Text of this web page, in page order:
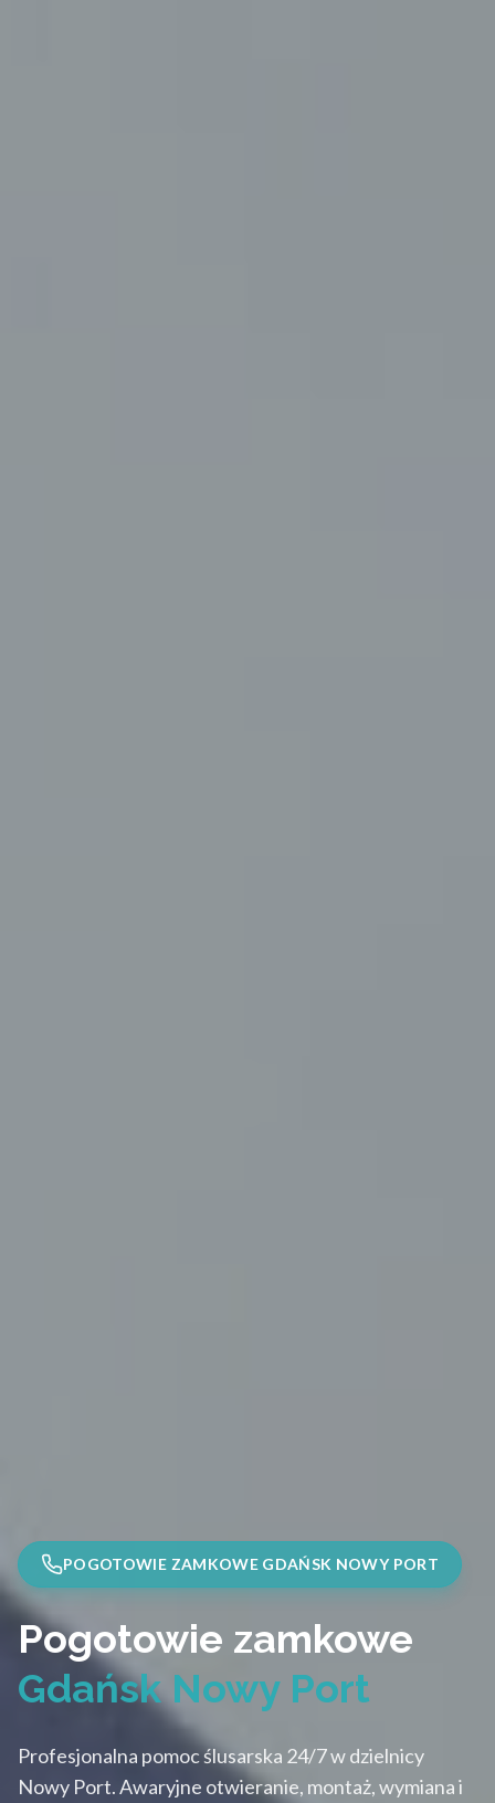
POGOTOWIE ZAMKOWE GDAŃSK NOWY PORT
Pogotowie zamkowe
Gdańsk Nowy Port
Profesjonalna pomoc ślusarska 24/7 w dzielnicy
Nowy Port. Awaryjne otwieranie, montaż, wymiana i